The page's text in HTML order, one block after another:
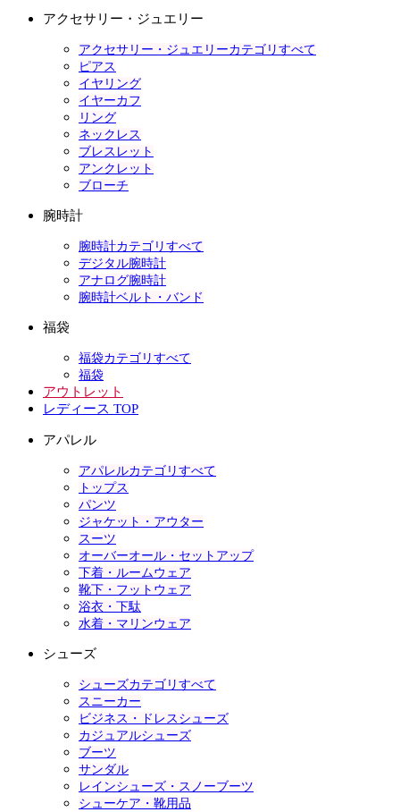
アクセサリー・ジュエリー
アクセサリー・ジュエリーカテゴリすべて
ピアス
イヤリング
イヤーカフ
リング
ネックレス
ブレスレット
アンクレット
ブローチ
腕時計
腕時計カテゴリすべて
デジタル腕時計
アナログ腕時計
腕時計ベルト・バンド
福袋
福袋カテゴリすべて
福袋
アウトレット
レディース TOP
アパレル
アパレルカテゴリすべて
トップス
パンツ
ジャケット・アウター
スーツ
オーバーオール・セットアップ
下着・ルームウェア
靴下・フットウェア
浴衣・下駄
水着・マリンウェア
シューズ
シューズカテゴリすべて
スニーカー
ビジネス・ドレスシューズ
カジュアルシューズ
ブーツ
サンダル
レインシューズ・スノーブーツ
シューケア・靴用品